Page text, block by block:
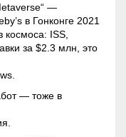
“ —
в Гонконге 2021
космоса: ISS,
за $2.3 млн, это
— тоже в